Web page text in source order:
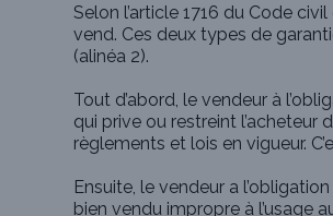
Selon l’article 1716 du Code
vend. Ces deux types de
(alinéa 2).
Tout d’abord, le vendeur à
qui prive ou restreint
règlements et lois en vigueur.
Ensuite, le vendeur a
bien vendu impropre à l’usage